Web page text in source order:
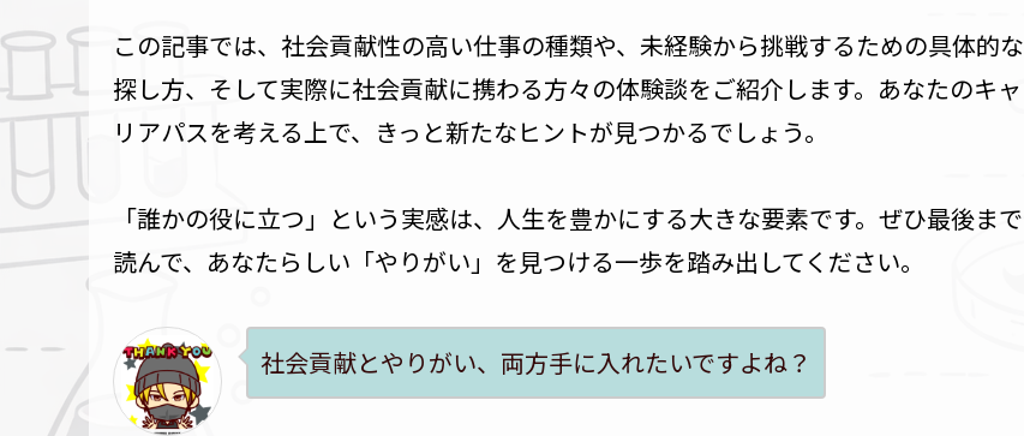
この記事では、社会貢献性の高い仕事の種類や、未経験から挑戦するための具体的な
探し方、そして実際に社会貢献に携わる方々の体験談をご紹介します。あなたのキャ
リアパスを考える上で、きっと新たなヒントが見つかるでしょう。
「誰かの役に立つ」という実感は、人生を豊かにする大きな要素です。ぜひ最後まで
読んで、あなたらしい「やりがい」を見つける一歩を踏み出してください。
社会貢献とやりがい、両方手に入れたいですよね？